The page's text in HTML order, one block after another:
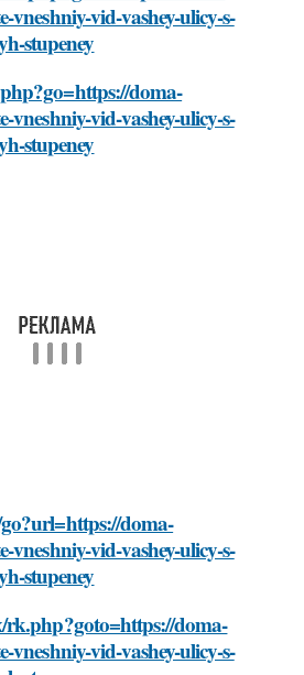
vneshniy-vid-vashey-ulicy-s-
stupeney
doma-
vneshniy-vid-vashey-ulicy-s-
stupeney
doma-
vneshniy-vid-vashey-ulicy-s-
stupeney
doma-
vneshniy-vid-vashey-ulicy-s-